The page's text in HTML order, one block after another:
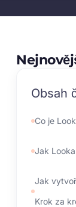
Obsah
Co je
Jak
Jak
Krok za